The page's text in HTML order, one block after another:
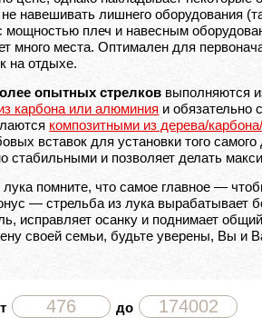
навешивать лишнего оборудования
мощностью плеч и навесным
много места. Оптимален для
на отдыхе.
опытных стрелков выполняются
карбона или алюминия и обязательно
композитными из дерева/
вставок для установки того
стабильными и позволяет делать
помните, что самое главное —
— стрельба из лука вырабатывает
исправляет осанку и поднимает
своей семьи, будьте уверены, Вы и
до